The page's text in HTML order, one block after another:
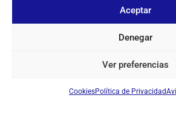
Aceptar
Denegar
Ver preferencias
CookiesPolítica de Privacidad
SOBRE NOSOTROS